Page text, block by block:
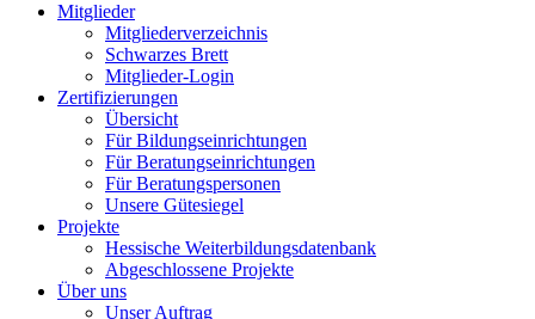
Mitglieder
Mitgliederverzeichnis
Schwarzes Brett
Mitglieder-Login
Zertifizierungen
Übersicht
Für Bildungseinrichtungen
Für Beratungseinrichtungen
Für Beratungspersonen
Unsere Gütesiegel
Projekte
Hessische Weiterbildungsdatenbank
Abgeschlossene Projekte
Über uns
Unser Auftrag